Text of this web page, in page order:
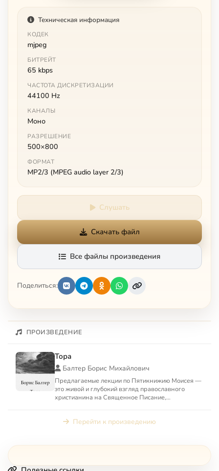
Техническая информация
КОДЕК
mjpeg
БИТРЕЙТ
65 kbps
ЧАСТОТА ДИСКРЕТИЗАЦИИ
44100 Hz
КАНАЛЫ
Моно
РАЗРЕШЕНИЕ
500×800
ФОРМАТ
MP2/3 (MPEG audio layer 2/3)
Слушать
Скачать файл
Все файлы произведения
Поделиться:
ПРОИЗВЕДЕНИЕ
Тора
Балтер Борис Михайлович
Предлагаемые лекции по Пятикнижию Моисея —
это живой и глубокий взгляд православного
христианина на Священное Писание,
Перейти к произведению